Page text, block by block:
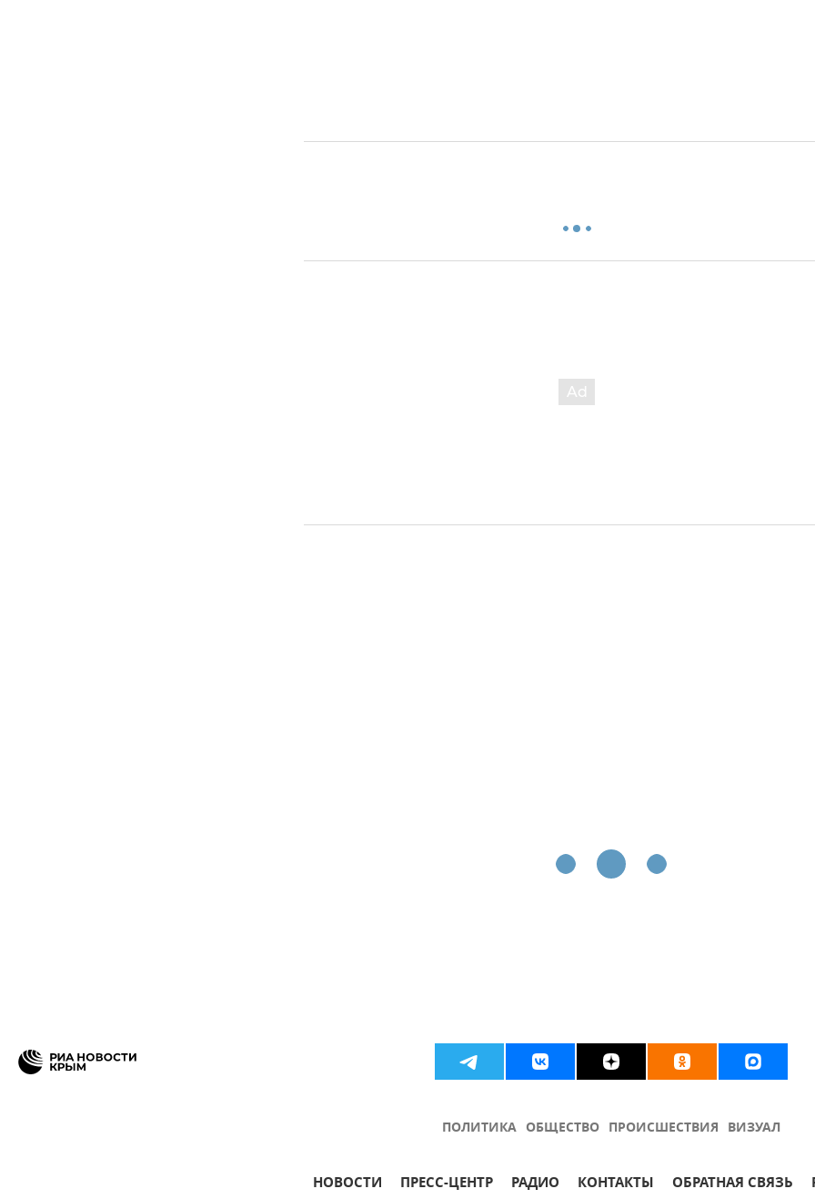
ПОЛИТИКА ОБЩЕСТВО ПРОИСШЕСТВИЯ ВИЗУАЛ
НОВОСТИ ПРЕСС-ЦЕНТР РАДИО КОНТАКТЫ ОБРАТНАЯ СВЯЗЬ